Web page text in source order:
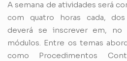
A semana de atividades será
com quatro horas cada,
deverá se inscrever em, no
módulos. Entre os temas
como Procedimentos